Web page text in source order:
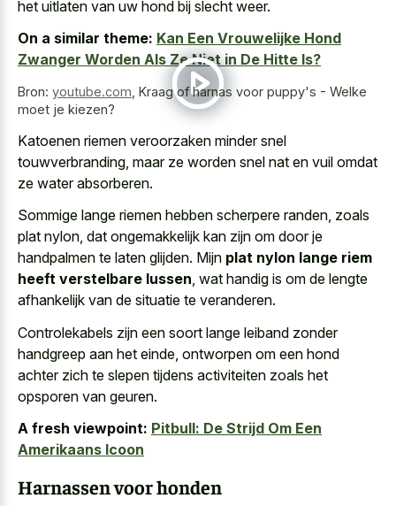
het uitlaten van uw hond bij slecht weer.
On a similar theme: Kan Een Vrouwelijke Hond
Zwanger Worden Als Ze Niet in De Hitte Is?
Bron: youtube.com Kraag of harnas voor puppy's - Welke
moet je kiezen?
Katoenen riemen veroorzaken minder snel
touwverbranding, maar ze worden snel nat en vuil omdat
ze water absorberen.
Sommige lange riemen hebben scherpere randen, zoals
plat nylon, dat ongemakkelijk kan zijn om door je
handpalmen te laten glijden. Mijn plat nylon lange riem
heeft verstelbare lussen, wat handig is om de lengte
afhankelijk van de situatie te veranderen.
Controlekabels zijn een soort lange leiband zonder
handgreep aan het einde, ontworpen om een hond
achter zich te slepen tijdens activiteiten zoals het
opsporen van geuren.
A fresh viewpoint: Pitbull: De Strijd Om Een
Amerikaans Icoon
Harnassen voor honden